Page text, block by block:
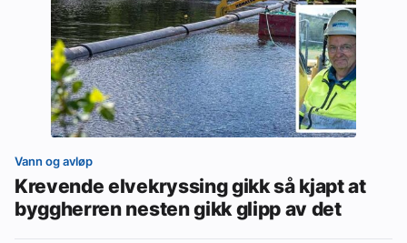
Vann og avløp
Krevende elvekryssing gikk så kjapt at
byggherren nesten gikk glipp av det